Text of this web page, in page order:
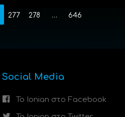
277 278 … 646
Social Media
Το Ionian στο Facebook